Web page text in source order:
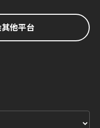
他平台